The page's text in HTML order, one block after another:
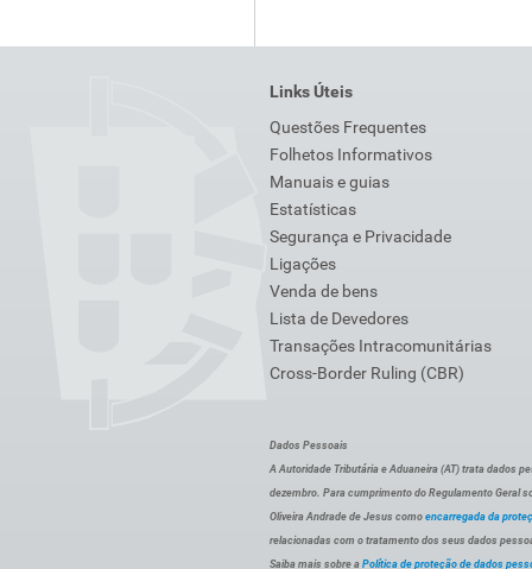
Links Úteis
Questões Frequentes
Folhetos Informativos
Manuais e guias
Estatísticas
Segurança e Privacidade
Ligações
Venda de bens
Lista de Devedores
Transações Intracomunitárias
Cross-Border Ruling (CBR)
Dados Pessoais
A Autoridade Tributária e Aduaneira (AT) trata dados
dezembro. Para cumprimento do Regulamento Geral
Oliveira Andrade de Jesus como encarregada da
relacionadas com o tratamento dos seus dados
Saiba mais sobre a Política de proteção de dados